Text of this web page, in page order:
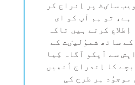
ساٸٹ پر اِنراج کر
ہے، تو ہم آپ کو ای
کرتے ہیں تاکہ
کے ساتھ شموُلیٸت کے
سے آپکو آگاہ کِیا
کا اِندراج اُنھیں
موجوُد ہر طرح کی